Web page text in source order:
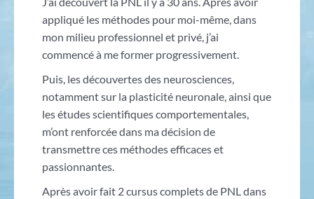
appliqué les méthodes pour moi-même, dans
mon milieu professionnel et privé, j’ai
commencé à me former progressivement.
Puis, les découvertes des neurosciences,
notamment sur la plasticité neuronale, ainsi que
les études scientifiques comportementales,
m’ont renforcée dans ma décision de
transmettre ces méthodes efficaces et
passionnantes.
Après avoir fait 2 cursus complets de PNL dans